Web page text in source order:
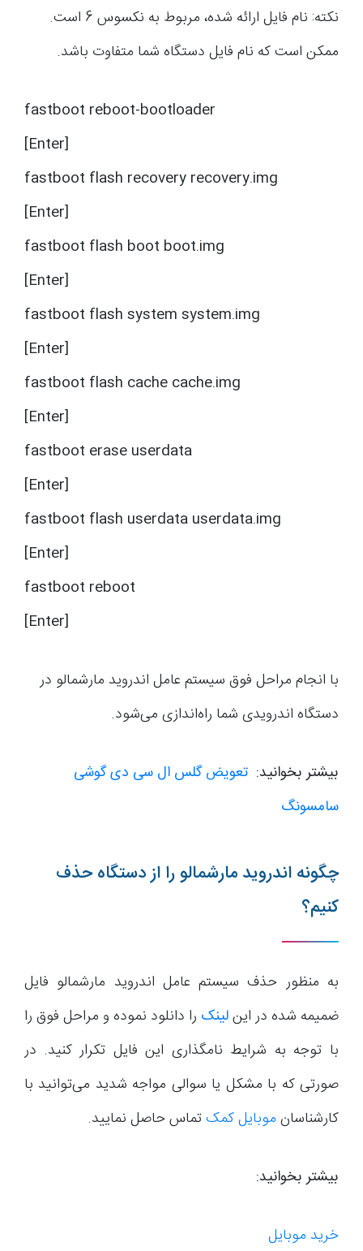
نکته: نام فایل ارائه شده، مربوط به نکسوس 6 است.
ممکن است که نام فایل دستگاه شما متفاوت باشد.
fastboot reboot-bootloader
[Enter]
fastboot flash recovery recovery.img
[Enter]
fastboot flash boot boot.img
[Enter]
fastboot flash system system.img
[Enter]
fastboot flash cache cache.img
[Enter]
fastboot erase userdata
[Enter]
fastboot flash userdata userdata.img
[Enter]
fastboot reboot
[Enter]
با انجام مراحل فوق سیستم عامل اندروید مارشمالو در
دستگاه اندرویدی شما راه‌اندازی می‌شود.
بیشتر بخوانید: تعویض گلس ال سی دی گوشی
سامسونگ
چگونه اندروید مارشمالو را از دستگاه حذف
کنیم؟
به منظور حذف سیستم عامل اندروید مارشمالو فایل
ضمیمه شده در اینلینک را دانلود نموده و مراحل فوق را
با توجه به شرایط نامگذاری این فایل تکرار کنید. در
صورتی که با مشکل یا سوالی مواجه شدید می‌توانید با
کارشناسان موبایل کمکتماس حاصل نمایید.
بیشتر بخوانید:
خرید موبایل